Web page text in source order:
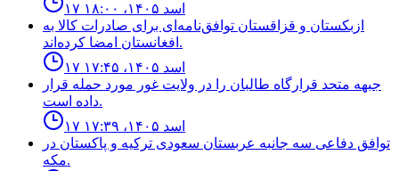
۱۷ اسد ۱۴۰۵، ۱۸:۰۰
ازبکستان و قزاقستان توافق‌نامه‌ای برای صادرات کالا به
افغانستان امضا کرده‌اند.
۱۷ اسد ۱۴۰۵، ۱۷:۴۵
جبهه متحد قرارگاه طالبان را در ولایت غور مورد حمله قرار
داده است.
۱۷ اسد ۱۴۰۵، ۱۷:۳۹
توافق دفاعى سه جانبه عربستان سعودى تركيه و پاكستان در
مكه.